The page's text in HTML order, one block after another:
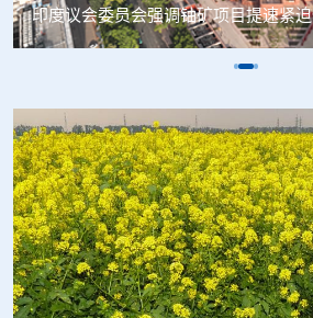
中核辐智正式设立 中国同辐持股90%